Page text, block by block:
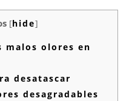
[hide]
malos olores en
desatascar
desagradables